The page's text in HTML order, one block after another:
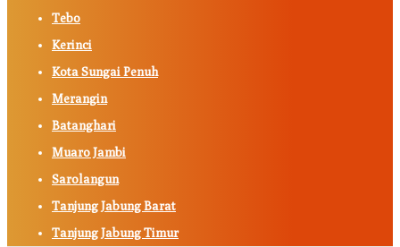
Tebo
Kerinci
Kota Sungai Penuh
Merangin
Batanghari
Muaro Jambi
Sarolangun
Tanjung Jabung Barat
Tanjung Jabung Timur